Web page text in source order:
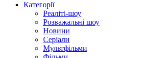
Категорії
Реаліті-шоу
Розважальні шоу
Новини
Серіали
Мультфільми